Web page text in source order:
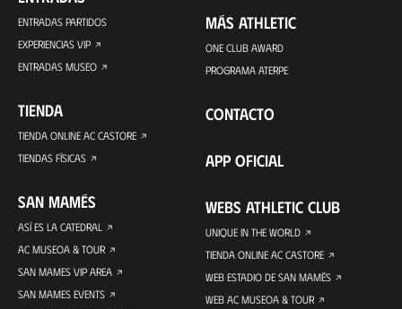
ENTRADAS PARTIDOS
EXPERIENCIAS VIP
ENTRADAS MUSEO
TIENDA
TIENDA ONLINE AC CASTORE
TIENDAS FÍSICAS
SAN MAMÉS
ASÍ ES LA CATEDRAL
AC MUSEOA & TOUR
SAN MAMES VIP AREA
SAN MAMES EVENTS
MÁS ATHLETIC
ONE CLUB AWARD
PROGRAMA ATERPE
CONTACTO
APP OFICIAL
WEBS ATHLETIC CLUB
UNIQUE IN THE WORLD
TIENDA ONLINE AC CASTORE
WEB ESTADIO DE SAN MAMÉS
WEB AC MUSEOA & TOUR